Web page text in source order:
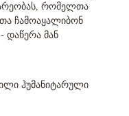
რომელთა
ჩამოაყალიბონ
დაწერა მან
ჰუმანიტარული